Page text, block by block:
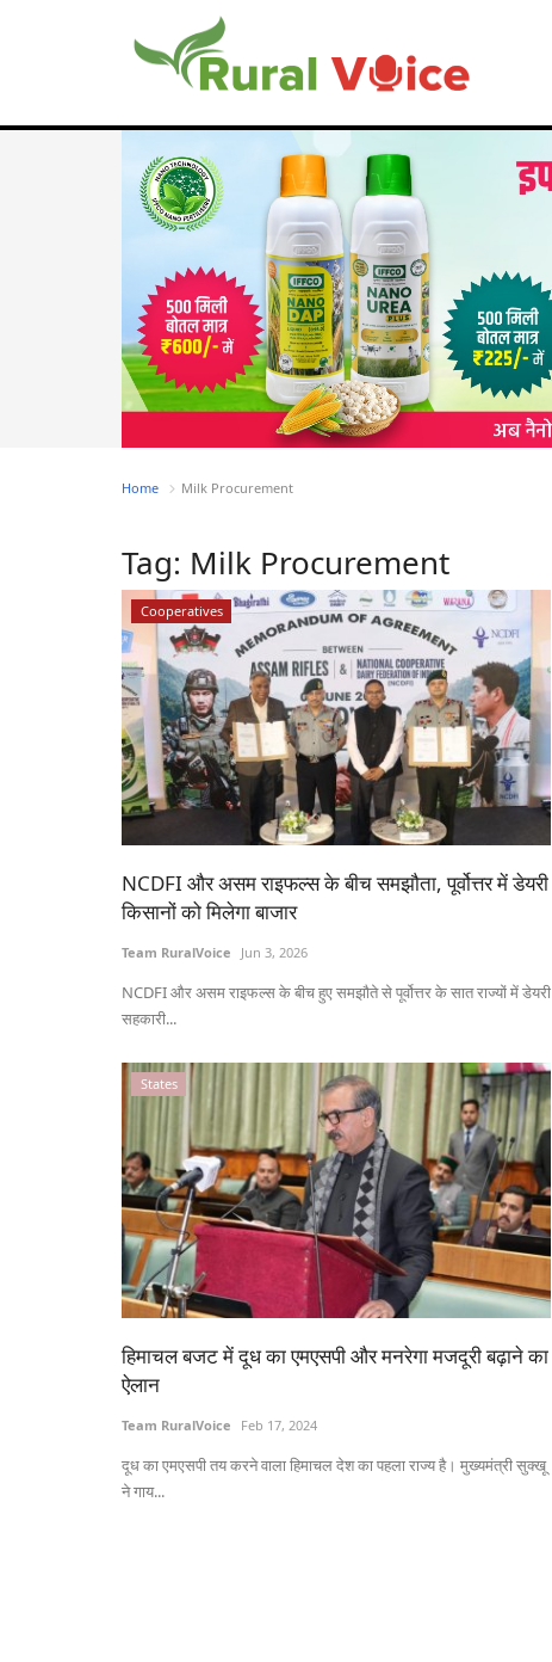
Home Milk Procurement
Tag: Milk Procurement
Cooperatives
NCDFI और असम राइफल्स के बीच समझौता, पूर्वोत्तर में डेयरी
किसानों को मिलेगा बाजार
Team RuralVoice Jun 3, 2026
NCDFI और असम राइफल्स के बीच हुए समझौते से पूर्वोत्तर के सात राज्यों में डेयरी
सहकारी...
States
हिमाचल बजट में दूध का एमएसपी और मनरेगा मजदूरी बढ़ाने का
ऐलान
Team RuralVoice Feb 17, 2024
दूध का एमएसपी तय करने वाला हिमाचल देश का पहला राज्य है। मुख्यमंत्री सुक्खू
ने गाय...